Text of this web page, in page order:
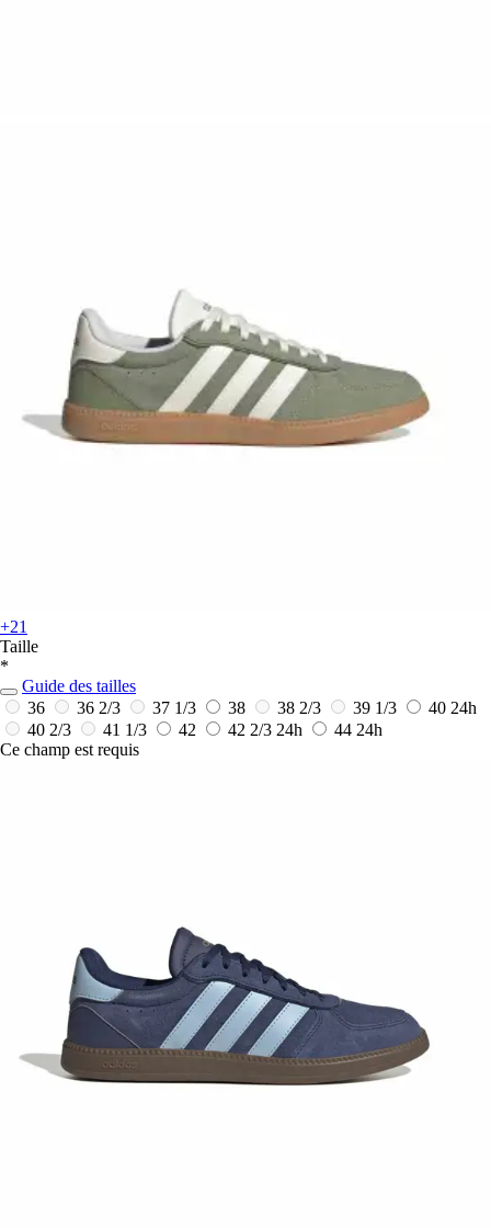
+21
Taille
*
Guide des tailles
36
36 2/3 37 1/3 38 38 2/3 39 1/3 40 24h
40 2/3
41 1/3 42 42 2/3 24h 44 24h
Ce champ est requis